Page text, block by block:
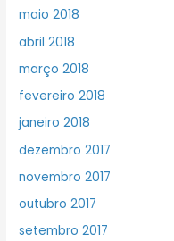
maio 2018
abril 2018
março 2018
fevereiro 2018
janeiro 2018
dezembro 2017
novembro 2017
outubro 2017
setembro 2017